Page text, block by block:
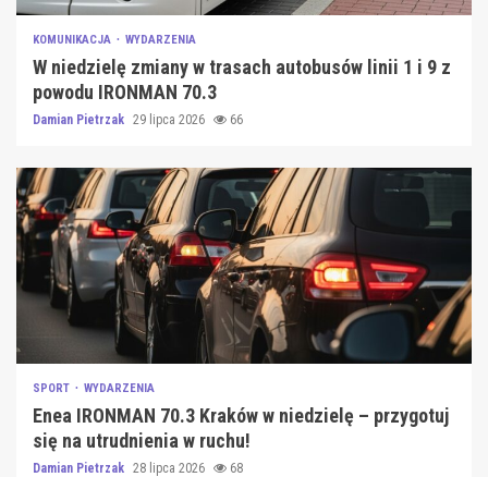
KOMUNIKACJA WYDARZENIA
W niedzielę zmiany w trasach autobusów linii 1 i 9 z
powodu IRONMAN 70.3
Damian Pietrzak 29 lipca 2026 66
SPORT WYDARZENIA
Enea IRONMAN 70.3 Kraków w niedzielę – przygotuj
się na utrudnienia w ruchu!
Damian Pietrzak 28 lipca 2026 68